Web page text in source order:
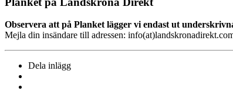
Observera att på Planket lägger vi endast ut
Mejla din insändare till adressen:
Dela inlägg